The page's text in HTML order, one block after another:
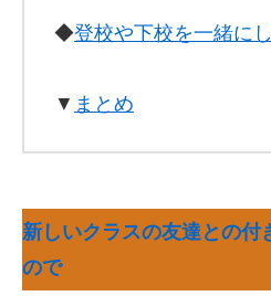
◆登校や下校を一緒に
▼ まとめ
新しいクラスの友達との付
ので